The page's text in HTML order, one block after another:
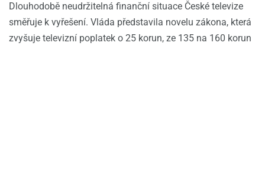
Dlouhodobě neudržitelná finanční situace České televize
směřuje k vyřešení. Vláda představila novelu zákona, která
zvyšuje televizní poplatek o 25 korun, ze 135 na 160 korun